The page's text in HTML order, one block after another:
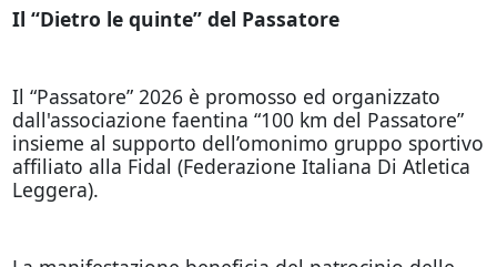
Il “Dietro le quinte” del Passatore
Il “Passatore” 2026 è promosso ed organizzato
dall'associazione faentina “100 km del Passatore”
insieme al supporto dell’omonimo gruppo sportivo
affiliato alla Fidal (Federazione Italiana Di Atletica
Leggera).